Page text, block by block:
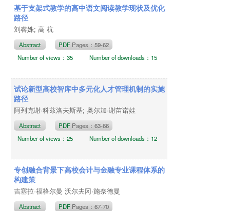
基于支架式教学的高中语文阅读教学现状及优化
路径
刘睿姝; 高 杭
Abstract PDF Pages：59-62
Number of views：35
Number of downloads：15
试论新型高校智库中多元化人才管理机制的实施
路径
阿列克谢·科兹洛夫斯基; 奥尔加·谢苗诺娃
Abstract PDF Pages：63-66
Number of views：25
Number of downloads：12
专创融合背景下高校会计与金融专业课程体系的
构建策
吉塞拉·福格尔曼 沃尔夫冈·施奈德曼
Abstract PDF Pages：67-70